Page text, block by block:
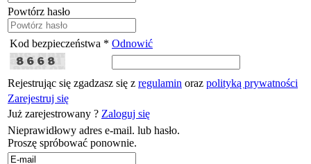
Powtórz hasło
Kod bezpieczeństwa * Odnowić
Rejestrując się zgadzasz się z regulamin oraz polityką prywatności
Zarejestruj się
Już zarejestrowany ? Zaloguj się
Nieprawidłowy adres e-mail. lub hasło.
Proszę spróbować ponownie.